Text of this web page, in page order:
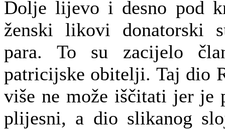
Dolje lijevo i desno pod
ženski likovi donatorski
para. To su zacijelo
patricijske obitelji. Taj dio
više ne može iščitati jer je
plijesni, a dio slikanog